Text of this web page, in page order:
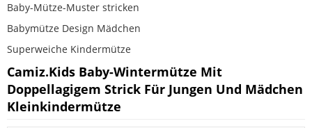
Baby-Mütze-Muster stricken
Babymütze Design Mädchen
Superweiche Kindermütze
Camiz.kids Baby-Wintermütze Mit
Doppellagigem Strick Für Jungen Und Mädchen
Kleinkindermütze